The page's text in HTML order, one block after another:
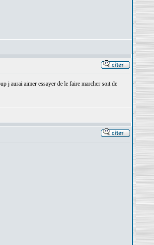
j aurai aimer essayer de le faire marcher soit de